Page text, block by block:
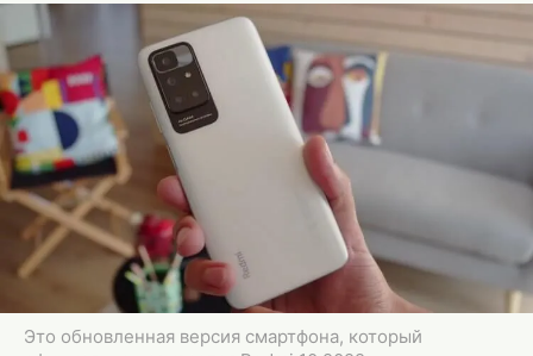
Это обновленная версия смартфона, который